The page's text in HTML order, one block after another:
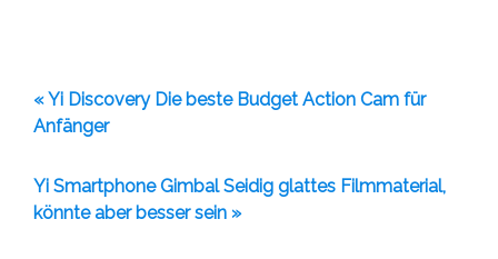
« Yi Discovery Die beste Budget Action Cam für
Anfänger
Yi Smartphone Gimbal Seidig glattes Filmmaterial,
könnte aber besser sein »